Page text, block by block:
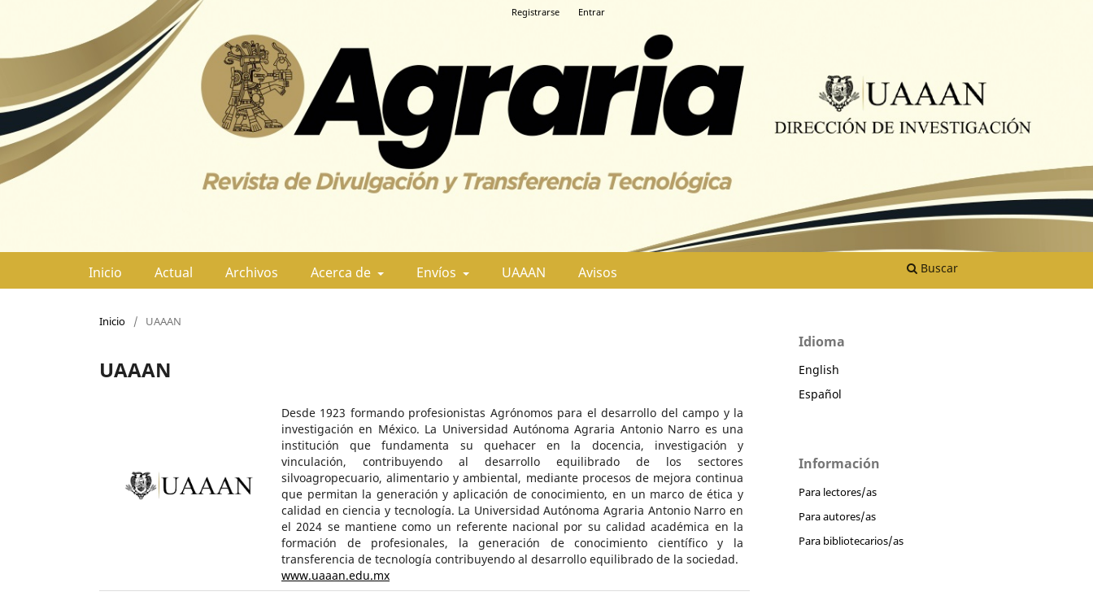
Inicio Actual Archivos Acerca de Envíos UAAAN Avisos Buscar
Registrarse Entrar
Inicio / UAAAN
UAAAN
Desde 1923 formando profesionistas Agrónomos para el desarrollo del campo y la
investigación en México. La Universidad Autónoma Agraria Antonio Narro es una
institución que fundamenta su quehacer en la docencia, investigación y
vinculación, contribuyendo al desarrollo equilibrado de los sectores
silvoagropecuario, alimentario y ambiental, mediante procesos de mejora continua
que permitan la generación y aplicación de conocimiento, en un marco de ética y
calidad en ciencia y tecnología. La Universidad Autónoma Agraria Antonio Narro en
el 2024 se mantiene como un referente nacional por su calidad académica en la
formación de profesionales, la generación de conocimiento científico y la
transferencia de tecnología contribuyendo al desarrollo equilibrado de la sociedad.
www.uaaan.edu.mx
Idioma
English
Español
Información
Para lectores/as
Para autores/as
Para bibliotecarios/as